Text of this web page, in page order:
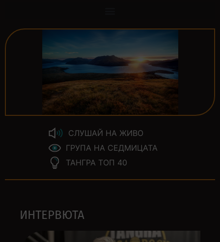
СЛУШАЙ НА ЖИВО
ГРУПА НА СЕДМИЦАТА
ТАНГРА ТОП 40
ИНТЕРВЮТА